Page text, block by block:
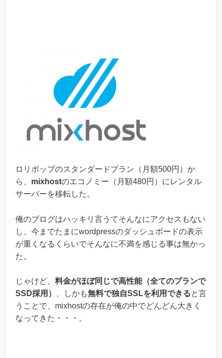
ロリポップのスタンダードプラン（月額500円）か
ら、 mixhostのエコノミー（月額480円）にレンタル
サーバーを移転した。
俺のブログはハッキリ言うてそんなにアクセスもない
し、今までたまにwordpressのダッシュボードの表示
が重くなるくらいでそんなに不満を感じる事は無かっ
た。
じゃけど、 料金がほぼ同じで高性能（全てのプランで
SSD採用）
、しかも無料で独自SSLを利用できると言
うことで、mixhostの存在が俺の中でどんどん大きく
なってきた・・・。